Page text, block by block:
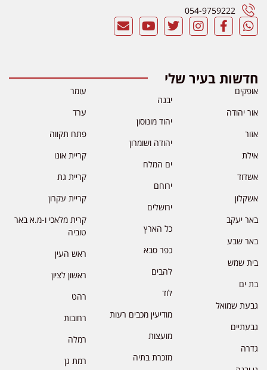
054-9759222
חדשות בעיר שלי
אופקים
אור יהודה
אזור
אילת
אשדוד
אשקלון
באר יעקב
באר שבע
בית שמש
בת ים
גבעת שמואל
גבעתיים
גדרה
יבנה
יהוד מונוסון
יהודה ושומרון
ים המלח
ירוחם
ירושלים
כל הארץ
כפר סבא
להבים
לוד
מודיעין מכבים רעות
מועצות
מזכרת בתיה
עומר
ערד
פתח תקווה
קריית אונו
קריית גת
קריית עקרון
קרית מלאכי ו-מ.א באר
טוביה
ראש העין
ראשון לציון
רהט
רחובות
רמלה
רמת גן